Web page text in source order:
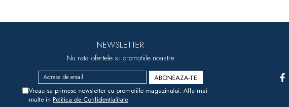
NEWSLETTER
Nu rata ofertele si promotiile noastre
Vreau sa primesc newsletter cu promotiile magazinului. Afla mai
multe in Politica de Confidentialitate